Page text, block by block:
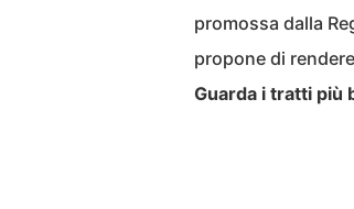
promossa dalla
propone di
Guarda i tratti più